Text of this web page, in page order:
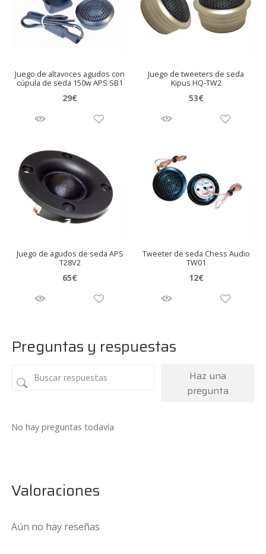
Juego de altavoces agudos con
cúpula de seda 150w APS SB1
29€
Juego de tweeters de seda
Kipus HQ-TW2
53€
Juego de agudos de seda APS
T28V2
65€
Tweeter de seda Chess Audio
TW01
12€
Preguntas y respuestas
Haz una
pregunta
No hay preguntas todavía
Valoraciones
Aún no hay reseñas